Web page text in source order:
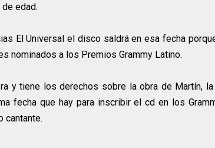
edad.
El Universal el disco saldrá en esa fecha
nominados a los Premios Grammy Latino.
y tiene los derechos sobre la obra de Martín,
fecha que hay para inscribir el cd en los
cantante.